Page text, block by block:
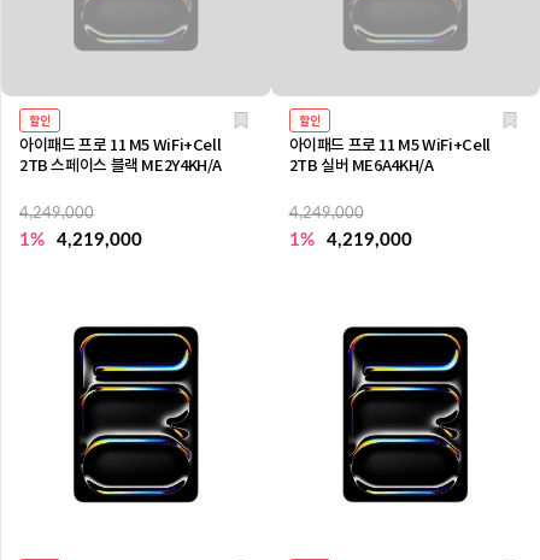
할인
아이패드 프로 11 M5 WiFi+Cell
2TB 스페이스 블랙 ME2Y4KH/A
4,249,000
1% 4,219,000
할인
아이패드 프로 11 M5 WiFi+Cell
2TB 실버 ME6A4KH/A
4,249,000
1% 4,219,000